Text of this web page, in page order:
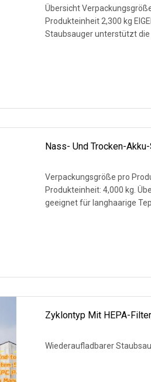
Übersicht
Produkteinheit 2,300 kg
Staubsauger unterstützt die
Nass- Und Trocken-
Verpackungsgröße pro
Produkteinheit: 4,000 kg.
geeignet für langhaarige
Zyklontyp Mit HEPA-
Wiederaufladbarer